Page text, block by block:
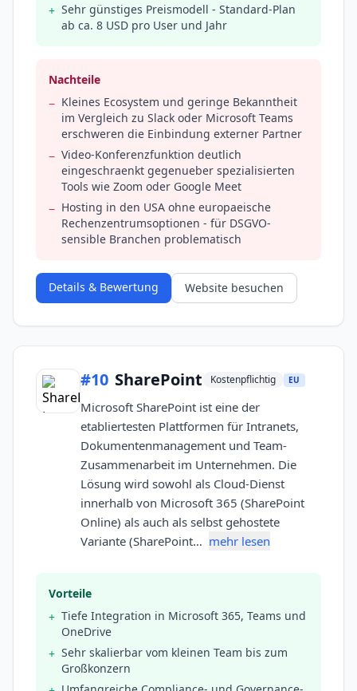
+ Sehr günstiges Preismodell - Standard-Plan
ab ca. 8 USD pro User und Jahr
Nachteile
− Kleines Ecosystem und geringe Bekanntheit
im Vergleich zu Slack oder Microsoft Teams
erschweren die Einbindung externer Partner
− Video-Konferenzfunktion deutlich
eingeschraenkt gegenueber spezialisierten
Tools wie Zoom oder Google Meet
− Hosting in den USA ohne europaeische
Rechenzentrumsoptionen - für DSGVO-
sensible Branchen problematisch
Details & Bewertung Website besuchen
#10 SharePoint Kostenpflichtig EU
Microsoft SharePoint ist eine der
etabliertesten Plattformen für Intranets,
Dokumentenmanagement und Team-
Zusammenarbeit im Unternehmen. Die
Lösung wird sowohl als Cloud-Dienst
innerhalb von Microsoft 365 (SharePoint
Online) als auch als selbst gehostete
Variante (SharePoint… mehr lesen
Vorteile
+ Tiefe Integration in Microsoft 365, Teams und
OneDrive
+ Sehr skalierbar vom kleinen Team bis zum
Großkonzern